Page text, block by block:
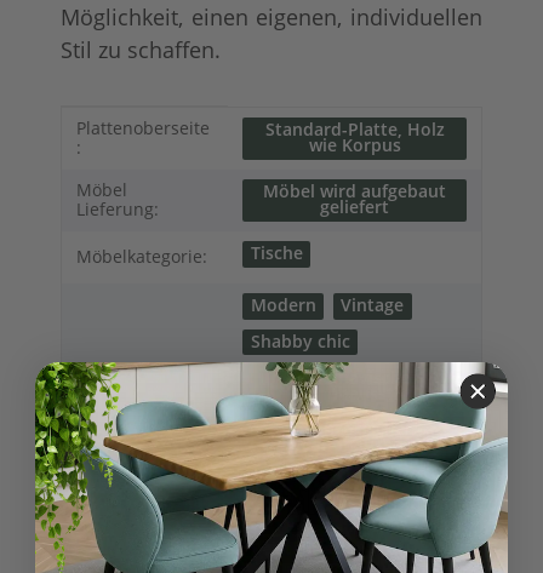
Möglichkeit, einen eigenen, individuellen
Stil zu schaffen.
Produkteigenschaft
Wert
Plattenoberseite
:
Standard-Platte, Holz
wie Korpus
Möbel
Lieferung:
Möbel wird aufgebaut
geliefert
Möbelkategorie: Tische
Möbelstil:
Modern
Vintage
Shabby chic
Skandinavischer
Landhausstil
Französischer
Landhausstil
Kollektionen
Landhausmöbel:
Paris
Variationen: Beistelltische